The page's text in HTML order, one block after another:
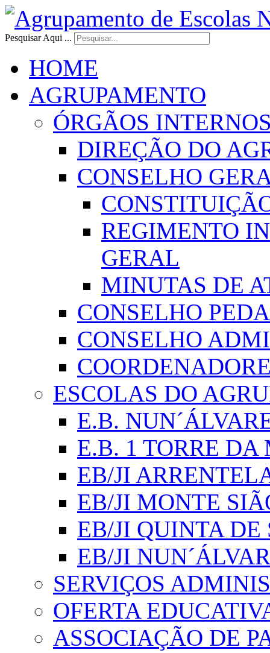
Pesquisar Aqui ...
HOME
AGRUPAMENTO
ÓRGÃOS
DIREÇÃO DO
CONSELHO
REGIMENTO
GERAL
MINUTAS DE
CONSELHO
CONSELHO
ESCOLAS DO
E.B.
E.B. 1 TORRE
EB/JI
EB/JI MONTE
EB/JI QUINTA DE
EB/JI
SERVIÇOS
OFERTA
ASSOCIAÇÃO DE